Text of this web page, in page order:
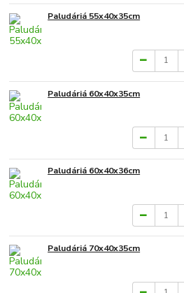
Paludáriá 55x40x35cm
Paludáriá 60x40x35cm
Paludáriá 60x40x36cm
Paludáriá 70x40x35cm